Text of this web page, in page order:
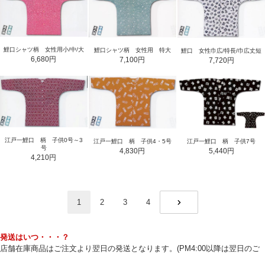
鯉口シャツ柄 女性用小/中/大
6,680円
鯉口シャツ柄 女性用 特大
7,100円
鯉口 女性巾広/特長/巾広丈短
7,720円
江戸一鯉口 柄 子供0号～3
号
4,210円
江戸一鯉口 柄 子供4・5号
4,830円
江戸一鯉口 柄 子供7号
5,440円
1 2 3
4
発送はいつ・・・？
店舗在庫商品はご注文より翌日の発送となります。(PM4:00以降は翌日のご